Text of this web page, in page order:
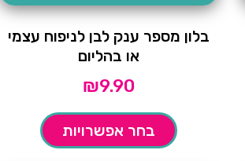
בלון מספר ענק לבן לניפוח עצמי
או בהליום
₪9.90
בחר אפשרויות